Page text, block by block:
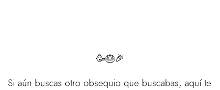
🥳🎂🎉
Si aún buscas otro obsequio que buscabas, aquí te